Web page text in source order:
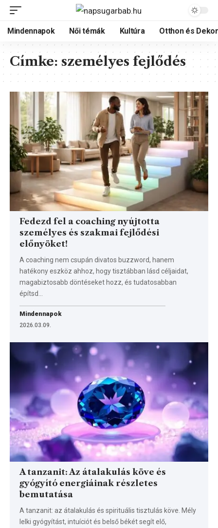
Mindennapok Női témák Kultúra Otthon és
Címke: személyes fejlődés
Fedezd fel a coaching nyújtotta
személyes és szakmai fejlődési
előnyöket!
A coaching nem csupán divatos buzzword, hanem
hatékony eszköz ahhoz, hogy tisztábban lásd céljaidat,
magabiztosabb döntéseket hozz, és tudatosabban
építsd…
Mindennapok
2026.03.09.
A tanzanit: Az átalakulás köve és
gyógyító energiáinak részletes
bemutatása
A tanzanit: az átalakulás és spirituális tisztulás köve. Mély
lelki gyógyítást, intuíciót és belső békét segít elő,